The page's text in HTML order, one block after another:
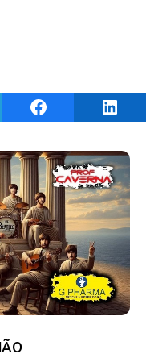
TelegramShare on Facebook